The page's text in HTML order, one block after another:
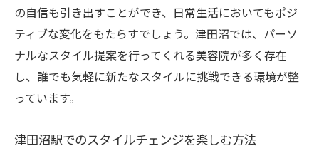
の自信も引き出すことができ、日常生活においてもポジ
ティブな変化をもたらすでしょう。津田沼では、パーソ
ナルなスタイル提案を行ってくれる美容院が多く存在
し、誰でも気軽に新たなスタイルに挑戦できる環境が整
っています。
津田沼駅でのスタイルチェンジを楽しむ方法